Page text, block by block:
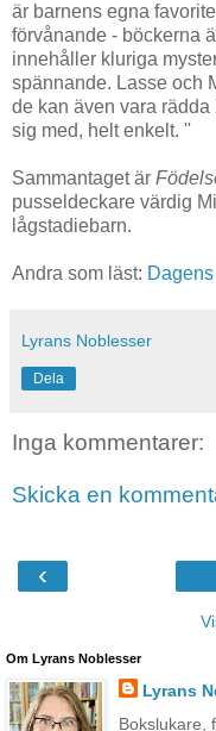
är barnens egna
förvånande - böckerna
innehåller kluriga
spännande. Lasse och
de kan även vara
sig med, helt enkelt. ''
Sammantaget är
pusseldeckare värdig
lågstadiebarn.
Andra som läst:
Lyrans Noblesser
Dela
Inga kommentarer:
Skicka en
‹
Om Lyrans Noblesser
Lyrans
Bokslukare,